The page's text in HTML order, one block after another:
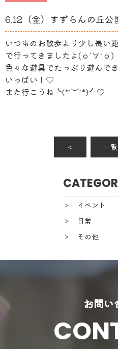
6.12（金）すずらんの丘公
いつものお散歩より少し長い
で行ってきましたよ(о´∀`о)
色々な遊具でたっぷり遊んで
いっぱい！♡
また行こうね╰(*´︶`*)╯♡
＜ 一
＞ イベント
＞ 日常
＞ その他
お問い